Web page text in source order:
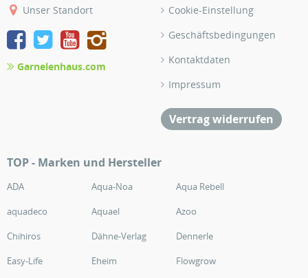
Unser Standort
Garnelenhaus.com
Cookie-Einstellung
Geschäftsbedingungen
Kontaktdaten
Impressum
Vertrag widerrufen
TOP - Marken und Hersteller
ADA Aqua-Noa
Aqua Rebell
aquadeco
Aquael
Azoo
Chihiros
Dähne-Verlag
Dennerle
Easy-Life
Eheim
Flowgrow